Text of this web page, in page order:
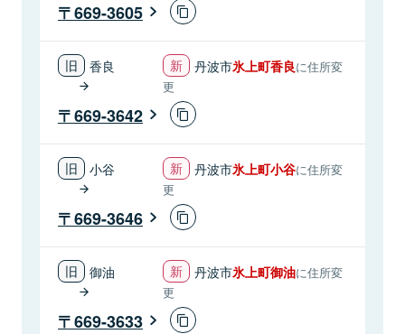
669-3605
香良 丹波市氷上町香良に住所変
更
669-3642
小谷 丹波市氷上町小谷に住所変
更
669-3646
御油 丹波市氷上町御油に住所変
更
669-3633